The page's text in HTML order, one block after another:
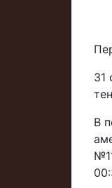
31
В